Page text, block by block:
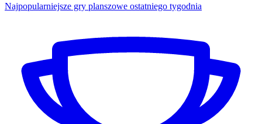
Najpopularniejsze gry planszowe ostatniego tygodnia